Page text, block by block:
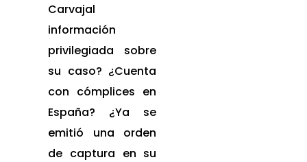
Carvajal
información
privilegiada sobre
su caso? ¿Cuenta
con cómplices en
España? ¿Ya se
emitió una orden
de captura en su